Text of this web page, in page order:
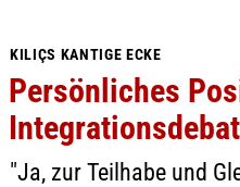
KILIÇS KANTIGE ECKE
Persönliches
"Ja, zur Teilhabe und